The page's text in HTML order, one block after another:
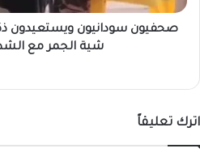
الجمر
معصحفيون سودانيون ويستعيدون
شية الجمر مع
اترك تعليقاً